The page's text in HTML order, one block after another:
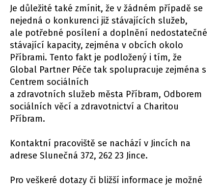
Je důležité také zmínit, že v žádném případě se
nejedná o konkurenci již stávajících služeb,
ale potřebné posílení a doplnění nedostatečné
stávající kapacity, zejména v obcích okolo
Příbrami. Tento fakt je podložený i tím, že
Global Partner Péče tak spolupracuje zejména s
Centrem sociálních
a zdravotních služeb města Příbram, Odborem
sociálních věcí a zdravotnictví a Charitou
Příbram.
Kontaktní pracoviště se nachází v Jincích na
adrese Slunečná 372, 262 23 Jince.
Pro veškeré dotazy či bližší informace je možné